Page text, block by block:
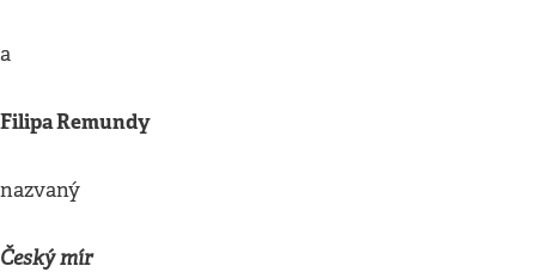
a
Filipa Remundy
nazvaný
Český mír